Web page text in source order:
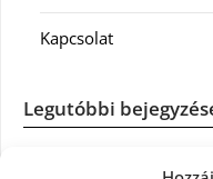
Kapcsolat
Legutóbbi
Casco szélvédőcsere: